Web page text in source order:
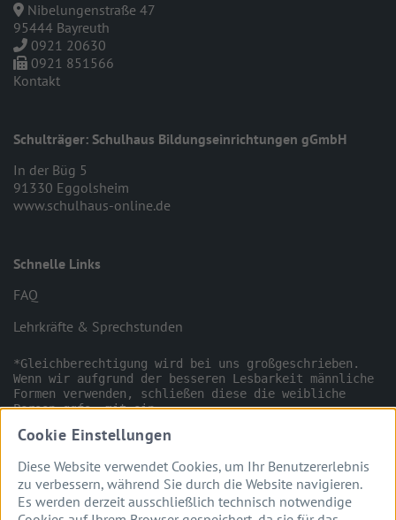
Nibelungenstraße 47
95444 Bayreuth
0921 20630
0921 851566
Kontakt
Schulträger: Schulhaus Bildungseinrichtungen gGmbH
In der Büg 5
91330 Eggolsheim
www.schulhaus-online.de
Schnelle Links
FAQ
Lehrkräfte & Sprechstunden
*Gleichberechtigung wird bei uns großgeschrieben.
Wenn wir aufgrund der besseren Lesbarkeit männliche
Formen verwenden, schließen diese die weibliche
Person ggfs. mit ein.
Cookie Einstellungen
Diese Website verwendet Cookies, um Ihr Benutzererlebnis
zu verbessern, während Sie durch die Website navigieren.
Es werden derzeit ausschließlich technisch notwendige